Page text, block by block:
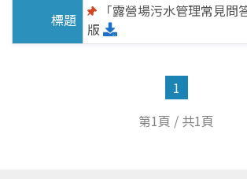
化糞池定期清理申報回傳
化糞池定期清理申報查詢
「露營場污水管理常見問
版
1
第1頁 / 共1頁